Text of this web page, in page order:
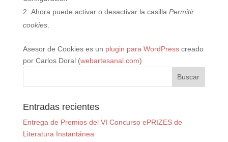
Ahora puede activar o desactivar la casilla Permitir
cookies.
Asesor de Cookies es un plugin para WordPresscreado
por Carlos Doral (webartesanal.com)
Entradas recientes
Entrega de Premios del VI Concurso ePRIZES de
Literatura Instantánea